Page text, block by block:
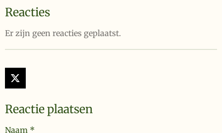
Reacties
Er zijn geen reacties geplaatst.
X
Reactie plaatsen
Naam *